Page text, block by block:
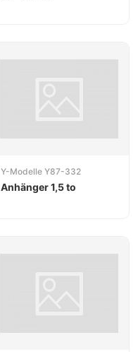
Y-Modelle Y87-332
Anhänger 1,5 to